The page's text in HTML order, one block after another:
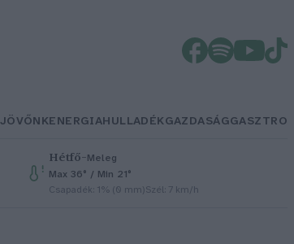
JÖVŐNKENERGIAHULLADÉKGAZDASÁGGASZTRO
Hétfő–Meleg
Max 36° / Min 21°
Csapadék: 1% (0 mm)Szél: 7 km/h